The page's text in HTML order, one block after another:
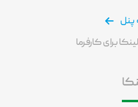
پنل
برای کارفرما